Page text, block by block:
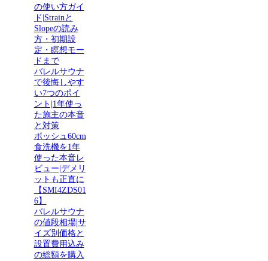
の使い方ガイ
ド|Strainと
Slopeの読み
方・初期設
定・瞑想モー
ドまで
バレルサウナ
で後悔しやす
い7つのポイ
ント|1年使っ
た施主の本音
と対策
ボッシュ60cm
食洗機を1年
使った本音レ
ビュー|デメリ
ットも正直に
【SMI4ZDS01
6】
バレルサウナ
の値段相場|サ
イズ別価格と
設置費用込み
の総額を購入